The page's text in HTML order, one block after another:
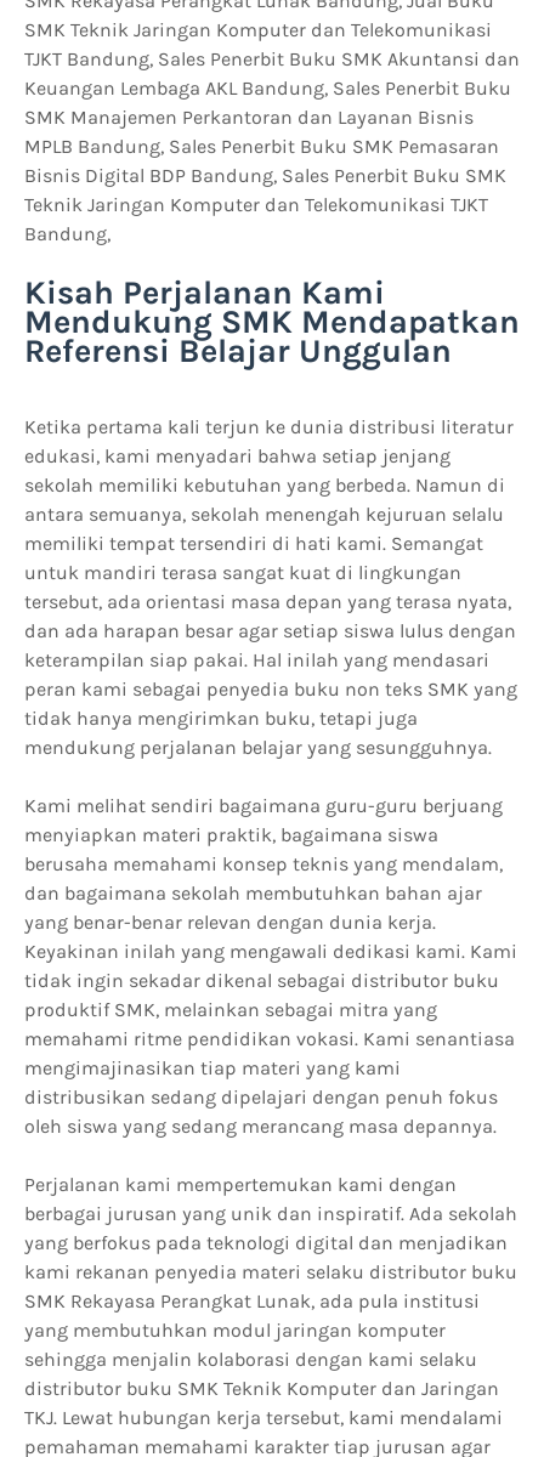
SMK Teknik Jaringan Komputer dan Telekomunikasi
TJKT Bandung, Sales Penerbit Buku SMK Akuntansi dan
Keuangan Lembaga AKL Bandung, Sales Penerbit Buku
SMK Manajemen Perkantoran dan Layanan Bisnis
MPLB Bandung, Sales Penerbit Buku SMK Pemasaran
Bisnis Digital BDP Bandung, Sales Penerbit Buku SMK
Teknik Jaringan Komputer dan Telekomunikasi TJKT
Bandung,
Kisah Perjalanan Kami
Mendukung SMK Mendapatkan
Referensi Belajar Unggulan
Ketika pertama kali terjun ke dunia distribusi literatur
edukasi, kami menyadari bahwa setiap jenjang
sekolah memiliki kebutuhan yang berbeda. Namun di
antara semuanya, sekolah menengah kejuruan selalu
memiliki tempat tersendiri di hati kami. Semangat
untuk mandiri terasa sangat kuat di lingkungan
tersebut, ada orientasi masa depan yang terasa nyata,
dan ada harapan besar agar setiap siswa lulus dengan
keterampilan siap pakai. Hal inilah yang mendasari
peran kami sebagai penyedia buku non teks SMK yang
tidak hanya mengirimkan buku, tetapi juga
mendukung perjalanan belajar yang sesungguhnya.
Kami melihat sendiri bagaimana guru-guru berjuang
menyiapkan materi praktik, bagaimana siswa
berusaha memahami konsep teknis yang mendalam,
dan bagaimana sekolah membutuhkan bahan ajar
yang benar-benar relevan dengan dunia kerja.
Keyakinan inilah yang mengawali dedikasi kami. Kami
tidak ingin sekadar dikenal sebagai distributor buku
produktif SMK, melainkan sebagai mitra yang
memahami ritme pendidikan vokasi. Kami senantiasa
mengimajinasikan tiap materi yang kami
distribusikan sedang dipelajari dengan penuh fokus
oleh siswa yang sedang merancang masa depannya.
Perjalanan kami mempertemukan kami dengan
berbagai jurusan yang unik dan inspiratif. Ada sekolah
yang berfokus pada teknologi digital dan menjadikan
kami rekanan penyedia materi selaku distributor buku
SMK Rekayasa Perangkat Lunak, ada pula institusi
yang membutuhkan modul jaringan komputer
sehingga menjalin kolaborasi dengan kami selaku
distributor buku SMK Teknik Komputer dan Jaringan
TKJ. Lewat hubungan kerja tersebut, kami mendalami
pemahaman memahami karakter tiap jurusan agar